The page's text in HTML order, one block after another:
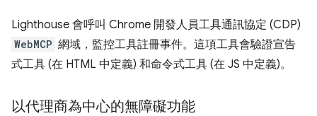
Lighthouse 會呼叫 Chrome 開發人員工具通訊協定 (CDP)
WebMCP 網域，監控工具註冊事件。這項工具會驗證宣告
式工具 (在 HTML 中定義) 和命令式工具 (在 JS 中定義)。
以代理商為中心的無障礙功能